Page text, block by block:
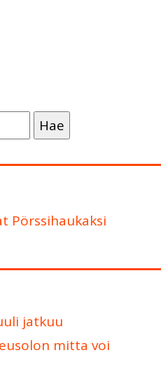
Pörssihaukaksi
jatkuu
mitta voi